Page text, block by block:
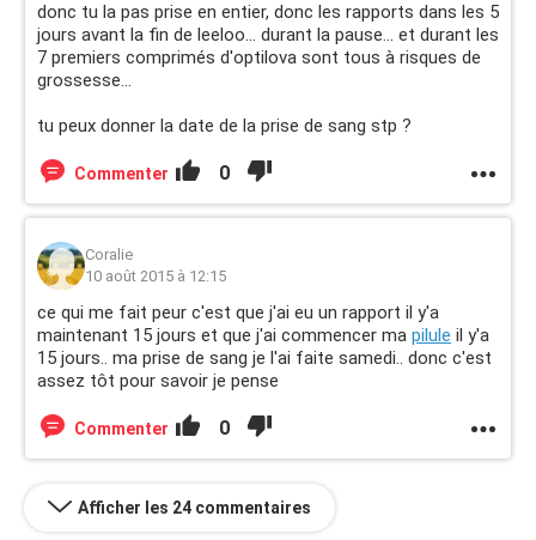
donc tu la pas prise en entier, donc les rapports dans les 5
jours avant la fin de leeloo... durant la pause... et durant les
7 premiers comprimés d'optilova sont tous à risques de
grossesse...
tu peux donner la date de la prise de sang stp ?
Commenter 0
Coralie
10 août 2015 à 12:15
ce qui me fait peur c'est que j'ai eu un rapport il y'a
maintenant 15 jours et que j'ai commencer ma pilule il y'a
15 jours.. ma prise de sang je l'ai faite samedi.. donc c'est
assez tôt pour savoir je pense
Commenter 0
Afficher les 24 commentaires